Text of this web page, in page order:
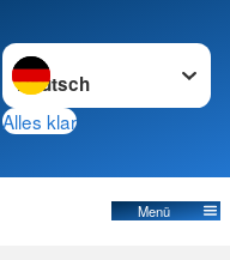
Sprache wechseln zu
Alles klar
Menü